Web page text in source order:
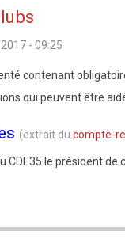
- 09:25
contenant
qui peuvent être
(extrait du compte-
le président de